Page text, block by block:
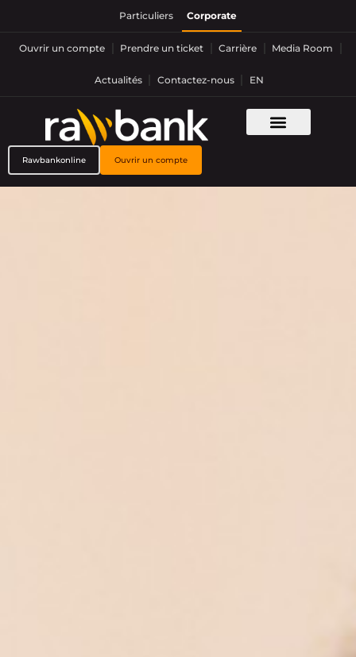
contenu
Particuliers Corporate
Ouvrir un compte Prendre un ticket Carrière Media Room
Actualités Contactez-nous EN
Rawbankonline Ouvrir un compte